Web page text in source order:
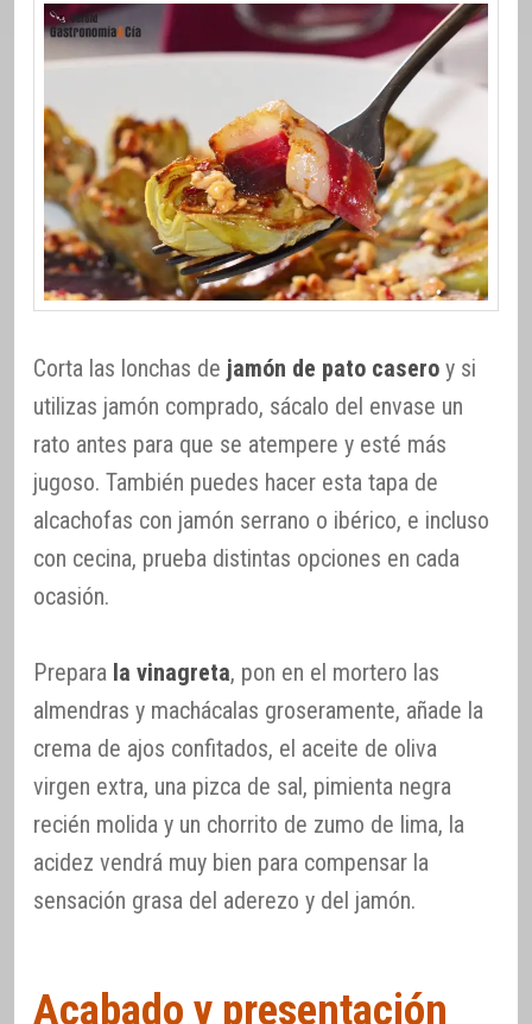
Corta las lonchas de jamón de pato casero y si
utilizas jamón comprado, sácalo del envase un
rato antes para que se atempere y esté más
jugoso. También puedes hacer esta tapa de
alcachofas con jamón serrano o ibérico, e incluso
con cecina, prueba distintas opciones en cada
ocasión.
Prepara la vinagreta, pon en el mortero las
almendras y machácalas groseramente, añade la
crema de ajos confitados, el aceite de oliva
virgen extra, una pizca de sal, pimienta negra
recién molida y un chorrito de zumo de lima, la
acidez vendrá muy bien para compensar la
sensación grasa del aderezo y del jamón.
Acabado y presentación